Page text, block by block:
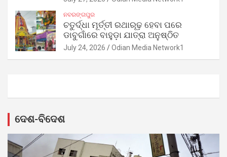
ନବରଙ୍ଗପୁର
ଚତୁର୍ଦ୍ଧା ମୂର୍ତ୍ତୀ ରଥାରୂଢ଼ ହେବା ପରେ
ଡାବୁଗାଁରେ ବାହୁଡ଼ା ଯାତ୍ରା ଅନୁଷ୍ଠିତ
July 24, 2026 Odian Media Network1
ଦେଶ-ବିଦେଶ